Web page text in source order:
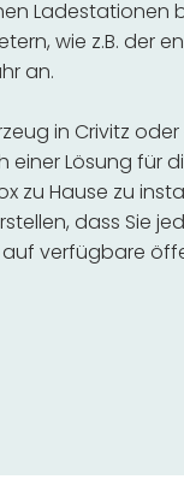
Ladestationen
wie z.B. der
an.
in Crivitz
Lösung für
zu Hause zu
dass Sie
verfügbare